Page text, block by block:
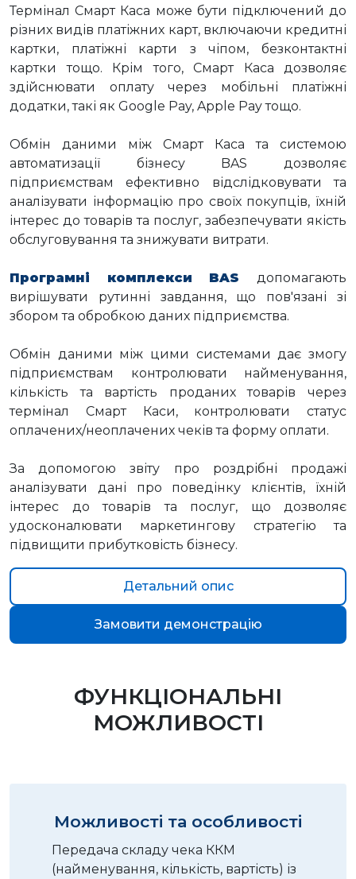
Термінал Смарт Каса може бути підключений до
різних видів платіжних карт, включаючи кредитні
картки, платіжні карти з чіпом, безконтактні
картки тощо. Крім того, Смарт Каса дозволяє
здійснювати оплату через мобільні платіжні
додатки, такі як Google Pay, Apple Pay тощо.
Обмін даними між Смарт Каса та системою
автоматизації бізнесу BAS дозволяє
підприємствам ефективно відслідковувати та
аналізувати інформацію про своїх покупців, їхній
інтерес до товарів та послуг, забезпечувати якість
обслуговування та знижувати витрати.
Програмні комплекси BAS допомагають
вирішувати рутинні завдання, що пов'язані зі
збором та обробкою даних підприємства.
Обмін даними між цими системами дає змогу
підприємствам контролювати найменування,
кількість та вартість проданих товарів через
термінал Смарт Каси, контролювати статус
оплачених/неоплачених чеків та форму оплати.
За допомогою звіту про роздрібні продажі
аналізувати дані про поведінку клієнтів, їхній
інтерес до товарів та послуг, що дозволяє
удосконалювати маркетингову стратегію та
підвищити прибутковість бізнесу.
Детальний опис
Замовити демонстрацію
ФУНКЦІОНАЛЬНІ
МОЖЛИВОСТІ
Можливості та особливості
Передача складу чека ККМ
(найменування, кількість, вартість) із